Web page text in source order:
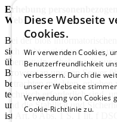
Erhebung
Website
Bei der bloß
sich nicht registrieren oder
übermitteln, erheben wir nur
Browser an unseren Server
betrachten möchten,
technisch erforderlich sind,
und die Stabilität und
ist Art. 6 Abs. 1 S. 1 lit. f
Diese Webseite
Cookies.
Wir verwenden Cookies,
Benutzerfreundlichkeit
verbessern. Durch die
unserer Webseite
Verwendung von Cookies
Cookie-Richtlinie zu.